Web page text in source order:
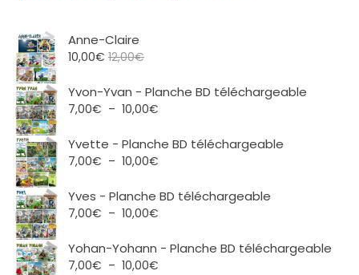
Anne-Claire
10,00€ 12,00€
Yvon-Yvan - Planche BD téléchargeable
7,00€ – 10,00€
prix :
10,00€
Yvette - Planche BD téléchargeable
7,00€ – 10,00€
prix :
10,00€
Yves - Planche BD téléchargeable
7,00€ – 10,00€
prix :
Yohan-Yohann - Planche BD téléchargeable
7,00€ – 10,00€